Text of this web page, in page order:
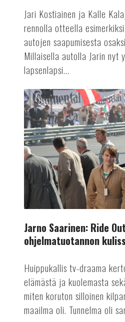
Jari Kostiainen ja Kalle
rennolla otteella
autojen saapumisesta
Millaisella autolla Jarin nyt
lapsenlapsi...
Jarno
Saarinen:
Ride
Out
-
ohjelmatuotannon
kulisseissa
Jarno Saarinen: Ride
ohjelmatuotannon
Huippukallis tv-draama
elämästä ja kuolemasta
miten koruton silloinen
maailma oli. Tunnelma oli